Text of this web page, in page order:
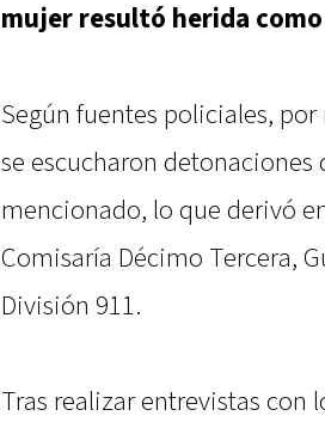
mujer resultó herida
Según fuentes policiales,
se escucharon
mencionado, lo que derivó
Comisaría Décimo Tercera,
División 911.
Tras realizar entrevistas con